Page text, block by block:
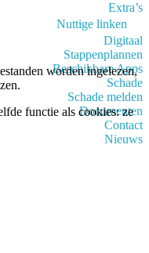
Extra’s
Nuttige linken
Digitaal
Stappenplannen
Beschikbare Apps
Schade
Schade melden
Documenten
Contact
Nieuws
worden ingelezen,
functie als cookies: ze